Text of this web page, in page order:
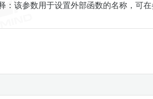
：该参数用于设置外部函数的名称，可